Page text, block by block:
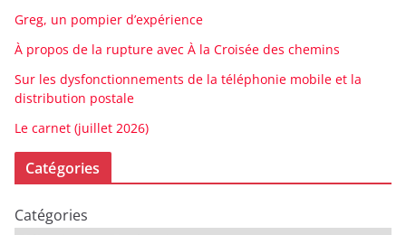
Greg, un pompier d’expérience
À propos de la rupture avec À la Croisée des chemins
Sur les dysfonctionnements de la téléphonie mobile et la
distribution postale
Le carnet (juillet 2026)
Catégories
Catégories